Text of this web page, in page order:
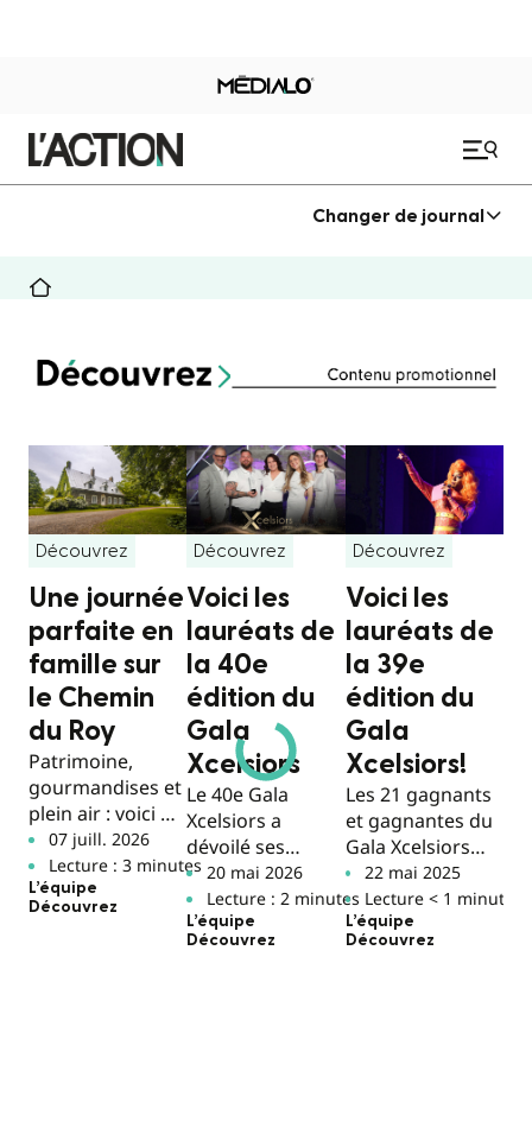
Changer de journal
Découvrez
Une journée
parfaite en
famille sur
le Chemin
du Roy
Patrimoine,
gourmandises et
plein air : voici un
itinéraire clé en
main pour
découvrir le
Chemin du Roy
07 juill. 2026
Lecture : 3 minutes
L’équipe
Découvrez
Découvrez
Voici les
lauréats de
la 40e
édition du
Gala
Xcelsiors
Le 40e Gala
Xcelsiors a
dévoilé ses
lauréats lors
d’une soirée
prestigieuse,
devant une
20 mai 2026
Lecture : 2 minutes
L’équipe
Découvrez
Découvrez
Voici les
lauréats de
la 39e
édition du
Gala
Xcelsiors!
Les 21 gagnants
et gagnantes du
Gala Xcelsiors
sont maintenant
connus.
22 mai 2025
Lecture < 1 minute
L’équipe
Découvrez